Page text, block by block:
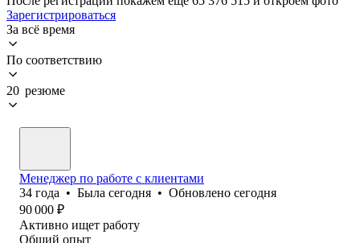
Зарегистрироваться
За всё время
По соответствию
20 резюме
Менеджер по работе с клиентами
34 года • Была сегодня • Обновлено сегодня
90 000 ₽
Активно ищет работу
Общий опыт